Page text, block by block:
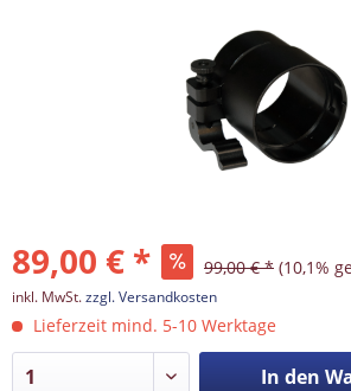
89,00 € * 99,00 € * (10,1%
inkl. MwSt.zzgl. Versandkosten
Lieferzeit mind. 5-10 Werktage
In den